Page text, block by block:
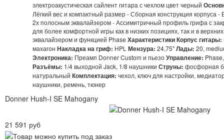
электроакустическая сайлент гитара с чехлом цвет черный
Лёгкий вес и компактный размер - Сборная конструкция корпуса
2х полосным эквалайзером - Ассимитричный профиль грифа с
для более комфортной игры как в низких позициях, так и в
эквалайзером и функцией Phase ХарактеристикиКорпус гитары:
махагон Накладка на гриф: HPL Мензура: 24,75"Лады: 20,
Электроника: Преамп Donner Custom и пьезоУправление:
Разъёмы: 1/4 выходной Jack, 1/8 наушники Струны: фосфорная
натуральный Комплектация: чехол, ключ для настройки,
наушники, ремень, тюнер
Donner Hush-I SE Mahogany
21 591 руб